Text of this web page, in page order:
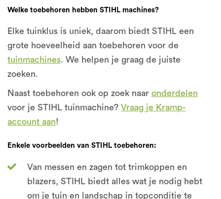
Welke toebehoren hebben STIHL machines?
Elke tuinklus is uniek, daarom biedt STIHL een
grote hoeveelheid aan toebehoren voor de
tuinmachines. We helpen je graag de juiste
zoeken.
Naast toebehoren ook op zoek naar onderdelen
voor je STIHL tuinmachine? Vraag je Kramp-
account aan!
Enkele voorbeelden van STIHL toebehoren:
Van messen en zagen tot trimkoppen en
blazers, STIHL biedt alles wat je nodig hebt
om je tuin en landschap in topconditie te